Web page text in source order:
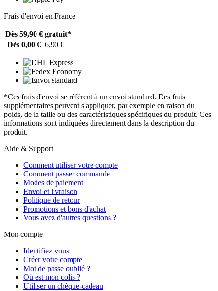
Frais d'envoi en France
Dès 59,90 € gratuit*
Dès 0,00 € 6,90 €
*Ces frais d'envoi se réfèrent à un envoi standard. Des frais
supplémentaires peuvent s'appliquer, par exemple en raison du
poids, de la taille ou des caractéristiques spécifiques du produit. Ces
informations sont indiquées directement dans la description du
produit.
Aide & Support
Comment utiliser votre compte
Comment passer commande
Modes de paiement
Envoi et livraison
Politique de retour
Promotions et bons d'achat
Vous avez d'autres questions ?
Mon compte
Identifiez-vous
Créer votre compte
Mot de passe oublié ?
Où est mon colis ?
Utiliser un chèque-cadeau